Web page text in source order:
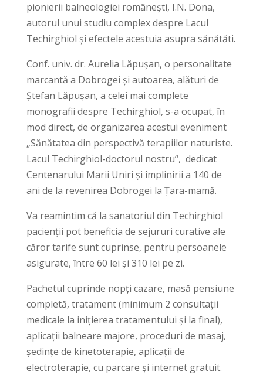
pionierii balneologiei românești, I.N. Dona,
autorul unui studiu complex despre Lacul
Techirghiol și efectele acestuia asupra sănătăti.
Conf. univ. dr. Aurelia Lăpușan, o personalitate
marcantă a Dobrogei și autoarea, alături de
Ștefan Lăpușan, a celei mai complete
monografii despre Techirghiol, s-a ocupat, în
mod direct, de organizarea acestui eveniment
„Sănătatea din perspectivă terapiilor naturiste.
Lacul Techirghiol-doctorul nostru“, dedicat
Centenarului Marii Uniri și împlinirii a 140 de
ani de la revenirea Dobrogei la Țara-mamă.
Va reamintim că la sanatoriul din Techirghiol
pacienții pot beneficia de sejururi curative ale
căror tarife sunt cuprinse, pentru persoanele
asigurate, între 60 lei și 310 lei pe zi.
Pachetul cuprinde nopți cazare, masă pensiune
completă, tratament (minimum 2 consultații
medicale la inițierea tratamentului și la final),
aplicații balneare majore, proceduri de masaj,
ședințe de kinetoterapie, aplicații de
electroterapie, cu parcare și internet gratuit.